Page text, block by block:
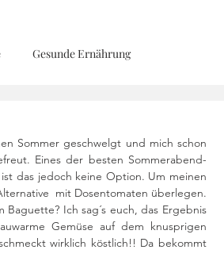
Gesunde Ernährung
Kinderküche Low Carb
Pralinen Vegetarisch
Sommer geschwelgt und mich schon
Eines der besten Sommerabend-
das jedoch keine Option. Um meinen
mit Dosentomaten überlegen.
Ich sag´s euch, das Ergebnis
Gemüse auf dem knusprigen
wirklich köstlich!! Da bekommt